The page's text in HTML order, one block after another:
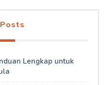
Lengkap untuk